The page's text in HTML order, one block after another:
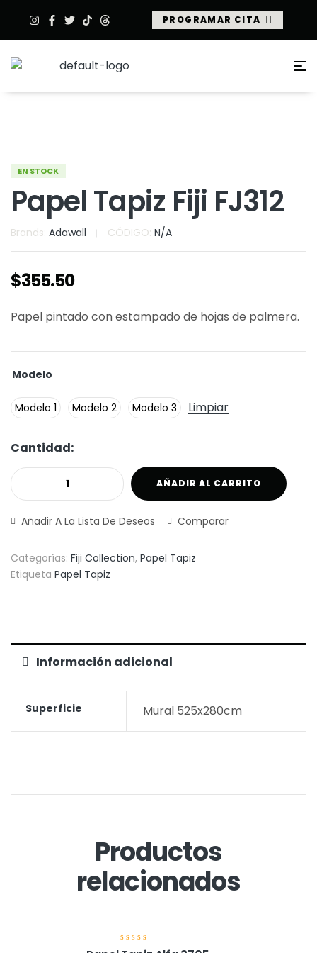
PROGRAMAR CITA
EN STOCK
Papel Tapiz Fiji FJ312
Brands: Adawall CÓDIGO: N/A
$355.50
Papel pintado con estampado de hojas de palmera.
Modelo
Modelo 1 Modelo 2 Modelo 3 Limpiar
Cantidad:
AÑADIR AL CARRITO
Añadir A La Lista De Deseos Comparar
Categorías: Fiji Collection, Papel Tapiz
Etiqueta Papel Tapiz
Información adicional
Superficie Mural 525x280cm
Productos
relacionados
V